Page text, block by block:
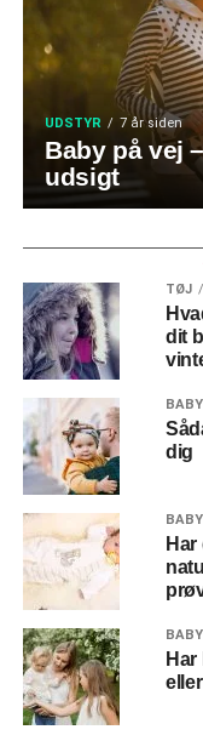
UDSTYR 7 år siden
Baby på vej
udsigt
TØJ
dit
dig